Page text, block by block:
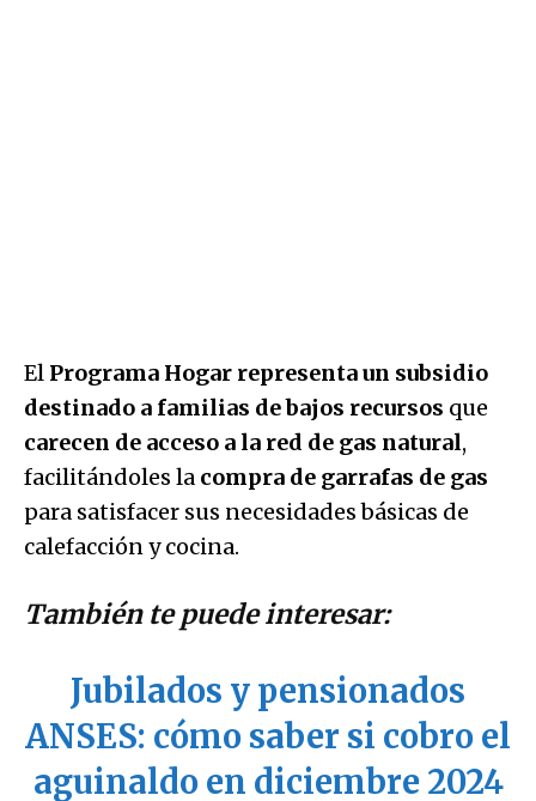
El Programa Hogar representa un subsidio
destinado a familias de bajos recursos que
carecen de acceso a la red de gas natural,
facilitándoles la compra de garrafas de gas
para satisfacer sus necesidades básicas de
calefacción y cocina.
También te puede interesar:
Jubilados y pensionados
ANSES: cómo saber si cobro el
aguinaldo en diciembre 2024